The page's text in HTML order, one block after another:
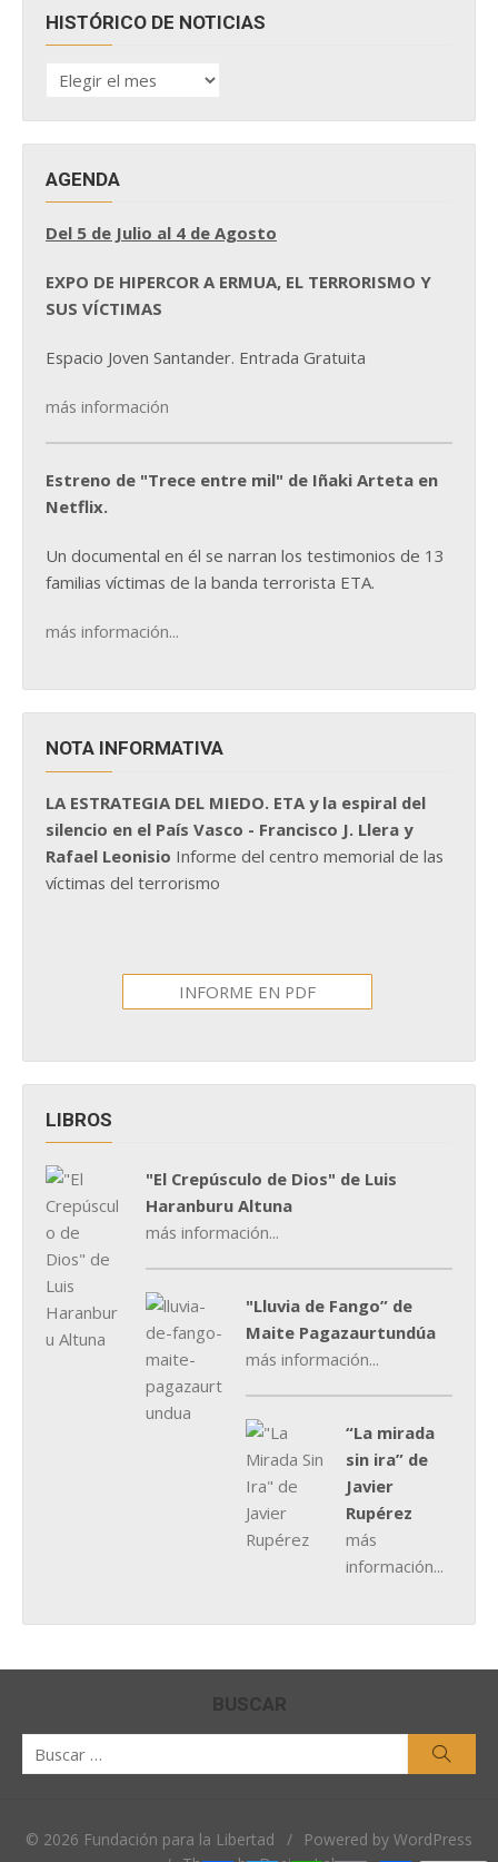
HISTÓRICO DE NOTICIAS
HISTÓRICO
DE
AGENDA
Del 5 de Julio al 4 de Agosto
EXPO DE HIPERCOR A ERMUA, EL TERRORISMO Y
SUS VÍCTIMAS
Espacio Joven Santander. Entrada Gratuita
más información
Estreno de "Trece entre mil" de Iñaki Arteta en
Netflix.
Un documental en él se narran los testimonios de 13
familias víctimas de la banda terrorista ETA.
más información...
NOTA INFORMATIVA
LA ESTRATEGIA DEL MIEDO. ETA y la espiral del
silencio en el País Vasco - Francisco J. Llera y
Rafael Leonisio Informe del centro memorial de las
víctimas del terrorismo
INFORME EN PDF
LIBROS
"El Crepúsculo de Dios" de Luis
Haranburu Altuna
más información...
"Lluvia de Fango” de
Maite Pagazaurtundúa
más información...
“La mirada
sin ira” de
Javier
Rupérez
más
información...
BUSCAR
© 2026 Fundación para la Libertad /
Powered by WordPress